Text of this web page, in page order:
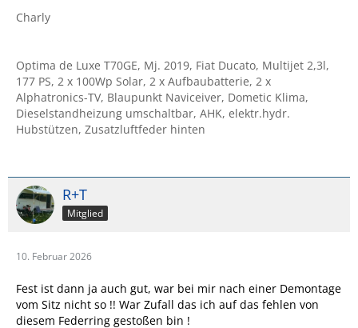
Charly
Optima de Luxe T70GE, Mj. 2019, Fiat Ducato, Multijet 2,3l,
177 PS, 2 x 100Wp Solar, 2 x Aufbaubatterie, 2 x
Alphatronics-TV, Blaupunkt Naviceiver, Dometic Klima,
Dieselstandheizung umschaltbar, AHK, elektr.hydr.
Hubstützen, Zusatzluftfeder hinten
R+T
Mitglied
10. Februar 2026
Fest ist dann ja auch gut, war bei mir nach einer Demontage
vom Sitz nicht so !! War Zufall das ich auf das fehlen von
diesem Federring gestoßen bin !